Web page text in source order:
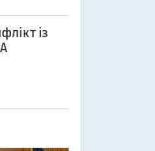
із